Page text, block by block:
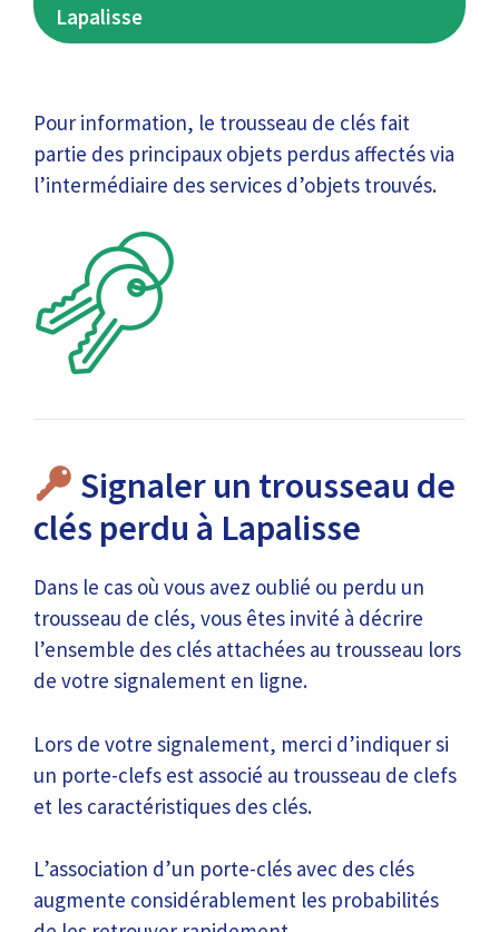
Lapalisse
Pour information, le trousseau de clés fait
partie des principaux objets perdus affectés via
l’intermédiaire des services d’objets trouvés.
Signaler un trousseau de
clés perdu à Lapalisse
Dans le cas où vous avez oublié ou perdu un
trousseau de clés, vous êtes invité à décrire
l’ensemble des clés attachées au trousseau lors
de votre signalement en ligne.
Lors de votre signalement, merci d’indiquer si
un porte-clefs est associé au trousseau de clefs
et les caractéristiques des clés.
L’association d’un porte-clés avec des clés
augmente considérablement les probabilités